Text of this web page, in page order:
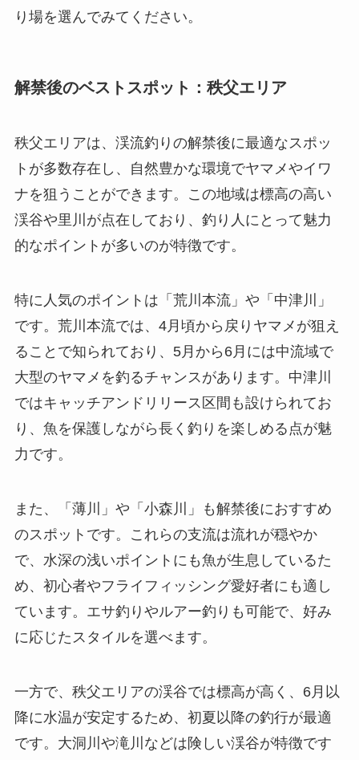
り場を選んでみてください。
解禁後のベストスポット：秩父エリア
秩父エリアは、渓流釣りの解禁後に最適なスポッ
トが多数存在し、自然豊かな環境でヤマメやイワ
ナを狙うことができます。この地域は標高の高い
渓谷や里川が点在しており、釣り人にとって魅力
的なポイントが多いのが特徴です。
特に人気のポイントは「荒川本流」や「中津川」
です。荒川本流では、4月頃から戻りヤマメが狙え
ることで知られており、5月から6月には中流域で
大型のヤマメを釣るチャンスがあります。中津川
ではキャッチアンドリリース区間も設けられてお
り、魚を保護しながら長く釣りを楽しめる点が魅
力です。
また、「薄川」や「小森川」も解禁後におすすめ
のスポットです。これらの支流は流れが穏やか
で、水深の浅いポイントにも魚が生息しているた
め、初心者やフライフィッシング愛好者にも適し
ています。エサ釣りやルアー釣りも可能で、好み
に応じたスタイルを選べます。
一方で、秩父エリアの渓谷では標高が高く、6月以
降に水温が安定するため、初夏以降の釣行が最適
です。大洞川や滝川などは険しい渓谷が特徴です